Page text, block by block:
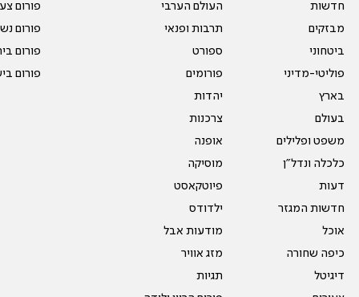
חדשות
מבזקים
ביטחוני
פוליטי-מדיני
בארץ
בעולם
משפט ופלילים
כלכלה ונדל"ן
דעות
חדשות המגזר
אוכל
כיפה שחורה
דיגיטל
העולם הערבי
תרבות ופנאי
ספורט
פורומים
יהדות
צרכנות
אופנה
מוסיקה
פיוטקאסט
ילדודס
מודעות אבל
מזג אוויר
תגיות
פורום
פורום
פורום
פורום